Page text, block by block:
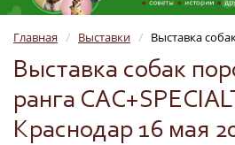
Главная / Выставки / Выставка
Выставка собак
ранга
Краснодар 16 мая